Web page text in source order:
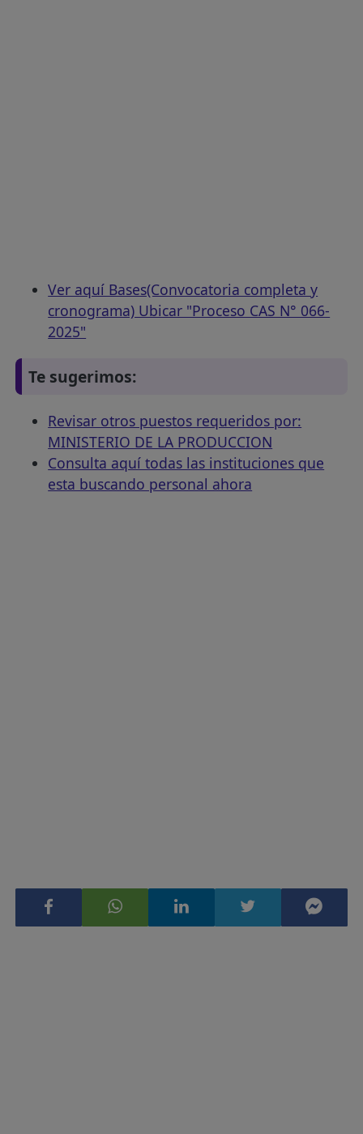
Ver aquí Bases(Convocatoria completa y
cronograma) Ubicar "Proceso CAS N° 066-
2025"
Te sugerimos:
Revisar otros puestos requeridos por:
MINISTERIO DE LA PRODUCCION
Consulta aquí todas las instituciones que
esta buscando personal ahora